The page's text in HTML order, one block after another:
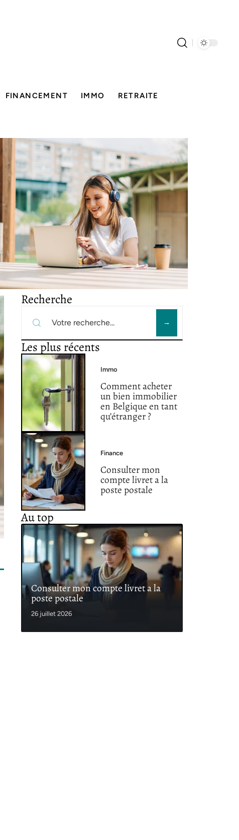
FINANCEMENT IMMO RETRAITE
Recherche
Les plus récents
Immo
Comment acheter
un bien immobilier
en Belgique en tant
qu’étranger ?
Finance
Consulter mon
compte livret a la
poste postale
Au top
Consulter mon compte livret a la
poste postale
26 juillet 2026